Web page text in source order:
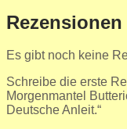
Rezensionen
Es gibt noch keine
Schreibe die erste
Morgenmantel
Deutsche Anleit.“